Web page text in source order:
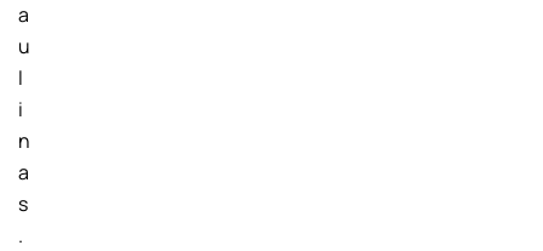
a
u
l
i
n
a
s
.